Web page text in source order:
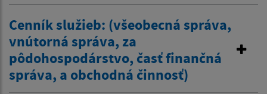
Cenník služieb: (všeobecná správa,
vnútorná správa, za
pôdohospodárstvo, časť finančná
správa, a obchodná činnosť)